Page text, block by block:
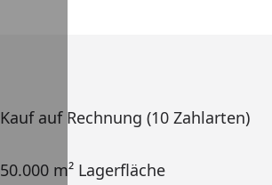
Kauf auf Rechnung (10 Zahlarten)
50.000 m² Lagerfläche